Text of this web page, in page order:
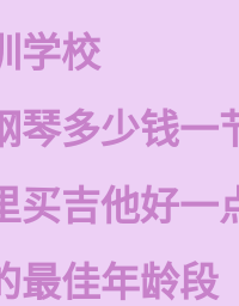
学校
琴多少钱一
买吉他好一
最佳年龄段